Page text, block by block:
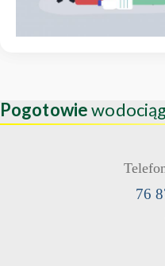
Pogotowie
76